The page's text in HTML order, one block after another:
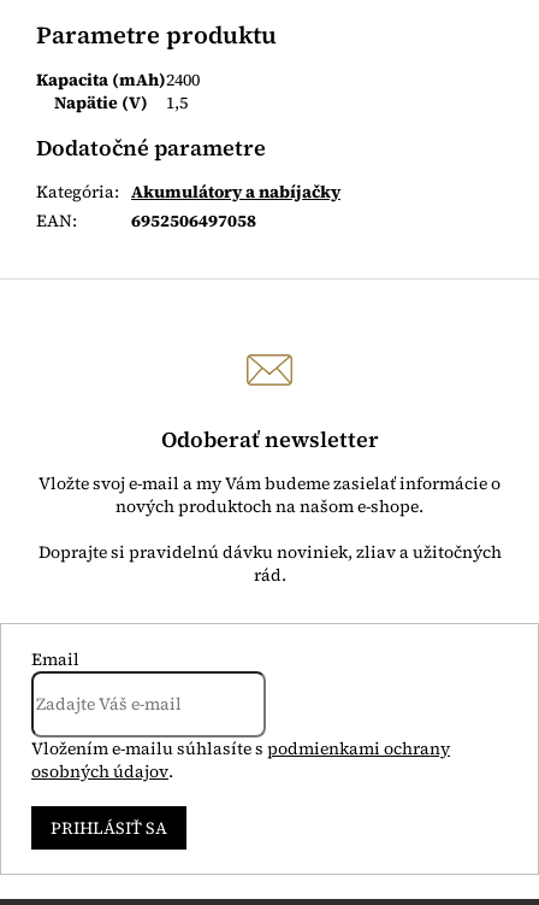
Parametre produktu
Kapacita (mAh)2400
Napätie (V)
1,5
Dodatočné parametre
Kategória: Akumulátory a nabíjačky
EAN: 6952506497058
Odoberať newsletter
Vložte svoj e-mail a my Vám budeme zasielať informácie o
nových produktoch na našom e-shope.
Email
Vložením e-mailu súhlasíte s podmienkami ochrany
osobných údajov.
PRIHLÁSIŤ SA